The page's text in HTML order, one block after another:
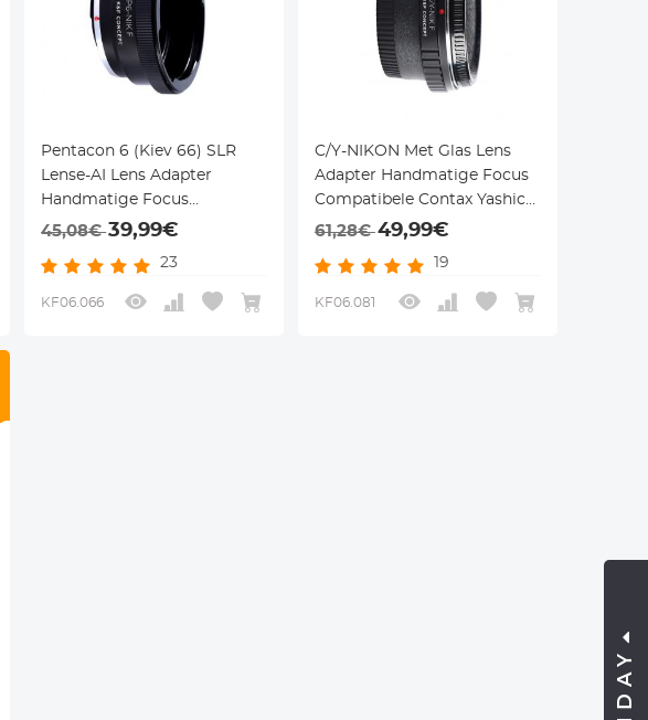
Pentacon 6 (Kiev 66) SLR
Lense-AI Lens Adapter
Handmatige Focus
Compatibele Pentacon 6
Camera Lichaam
45,08€39,99€
23
KF06.066
C/Y-NIKON Met Glas Lens
Adapter Handmatige Focus
Compatibele Contax Yashica
Lenzen voor Nikon F Camera
61,28€49,99€
19
KF06.081